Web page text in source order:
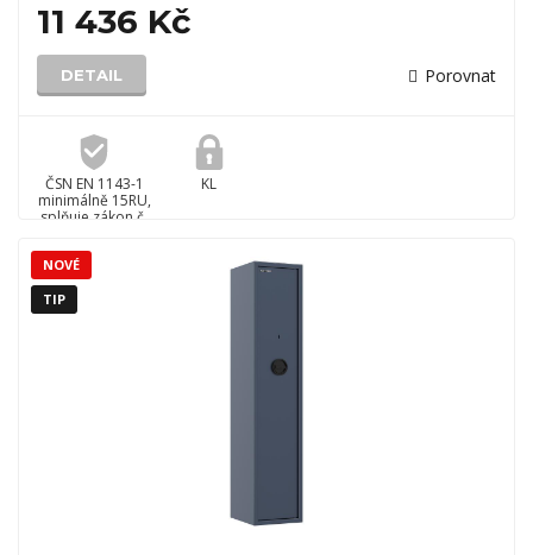
11 436 Kč
DETAIL Porovnat
ČSN EN 1143-1
minimálně 15RU,
splňuje zákon č.
KL
NOVÉ
TIP